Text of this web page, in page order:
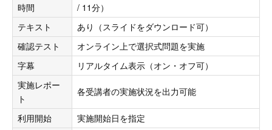
時間
/ 11分）
テキスト
あり（スライドをダウンロード可）
確認テスト
オンライン上で選択式問題を実施
字幕
リアルタイム表示（オン・オフ可）
実施レポー
ト
各受講者の実施状況を出力可能
利用開始 実施開始日を指定